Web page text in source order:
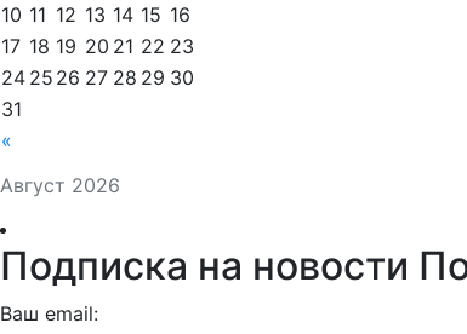
Август 2026
«
10 11 12 13 14 15 16
17 18 19 20 21 22 23
24 25 26 27 28 29 30
31
Подписка на новости
Ваш email: